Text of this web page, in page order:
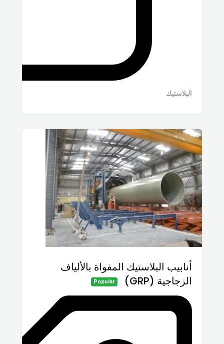
البلاستيك
أنابيب البلاستيك المقواة بالألياف
الزجاجية (GRP)
Popular